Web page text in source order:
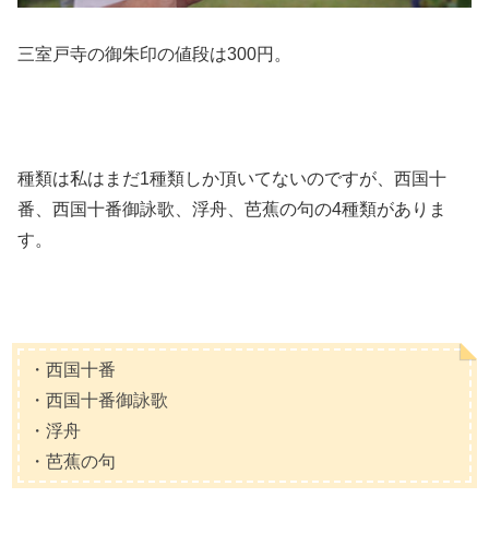
三室戸寺の御朱印の値段は300円。
種類は私はまだ1種類しか頂いてないのですが、西国十
番、西国十番御詠歌、浮舟、芭蕉の句の4種類がありま
す。
・西国十番
・西国十番御詠歌
・浮舟
・芭蕉の句